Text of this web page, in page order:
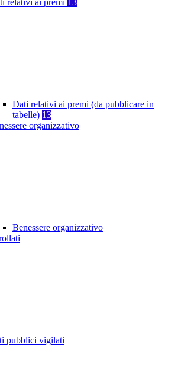
relativi ai premi 13
Dati relativi ai premi (da pubblicare in
tabelle) 13
organizzativo
Benessere organizzativo
pubblici vigilati